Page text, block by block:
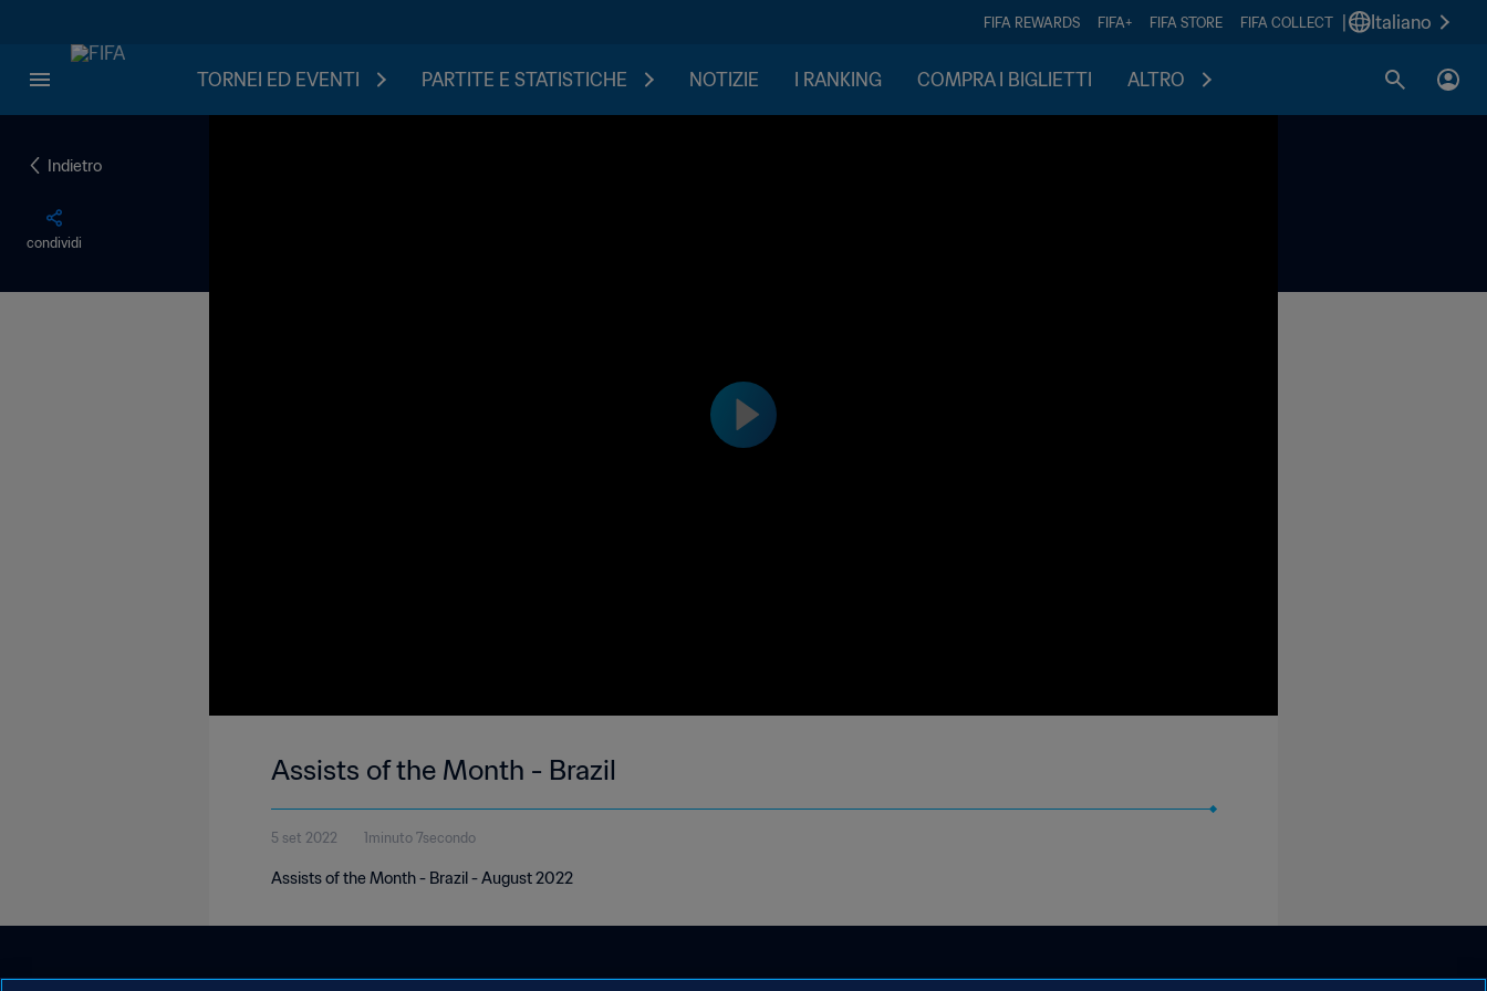
FIFA REWARDS FIFA+ FIFA STORE FIFA COLLECT Italiano
TORNEI ED EVENTI PARTITE E STATISTICHE NOTIZIE I RANKING COMPRA I BIGLIETTI ALTRO
Indietro
condividi
Assists of the Month - Brazil
5 set 2022 1minuto 7secondo
Assists of the Month - Brazil - August 2022